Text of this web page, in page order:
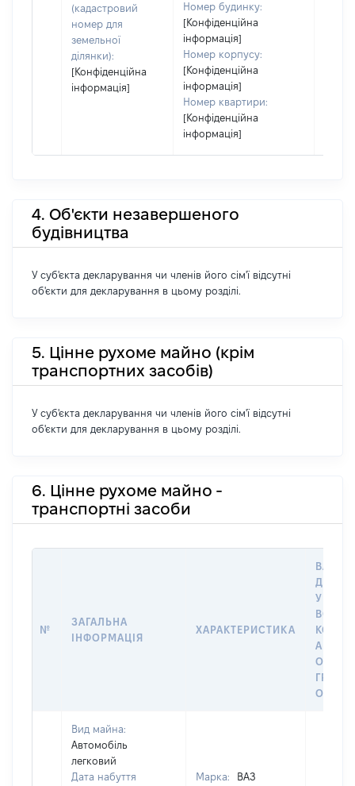
(кадастровий
номер для
земельної
ділянки):
[Конфіденційна
інформація]
Номер будинку:
[Конфіденційна
інформація]
Номер корпусу:
[Конфіденційна
інформація]
Номер квартири:
[Конфіденційна
інформація]
4. Об'єкти незавершеного
будівництва
У суб'єкта декларування чи членів його сім'ї відсутні
об'єкти для декларування в цьому розділі.
5. Цінне рухоме майно (крім
транспортних засобів)
У суб'єкта декларування чи членів його сім'ї відсутні
об'єкти для декларування в цьому розділі.
6. Цінне рухоме майно -
транспортні засоби
№
ЗАГАЛЬНА
ІНФОРМАЦІЯ
ХАРАКТЕРИСТИКА
ДАТУ
У
АБО
Вид майна:
Автомобіль
легковий
Дата набуття
Марка:
ВАЗ